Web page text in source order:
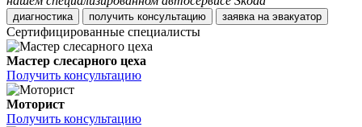
диагностика получить консультацию заявка на эвакуатор
Сертифицированные специалисты
Мастер слесарного цеха
Получить консультацию
Моторист
Получить консультацию